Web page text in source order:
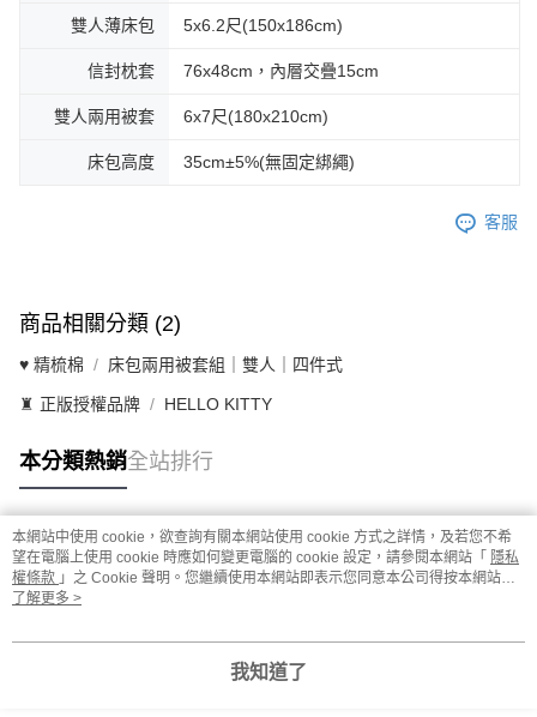
雙人薄床包 5x6.2尺(150x186cm)
信封枕套 76x48cm，內層交疊15cm
雙人兩用被套 6x7尺(180x210cm)
床包高度 35cm±5%(無固定綁繩)
客服
商品相關分類 (2)
♥ 精梳棉 床包兩用被套組｜雙人｜四件式
♜ 正版授權品牌 HELLO KITTY
本分類熱銷全站排行
熱門標籤
本網站中使用 cookie，欲查詢有關本網站使用 cookie 方式之詳情，及若您不希
望在電腦上使用 cookie 時應如何變更電腦的 cookie 設定，請參閱本網站「 隱私
權條款 」之 Cookie 聲明。您繼續使用本網站即表示您同意本公司得按本網站使
用條款之 Cookie 聲明使用 cookie。
了解更多 >
我知道了